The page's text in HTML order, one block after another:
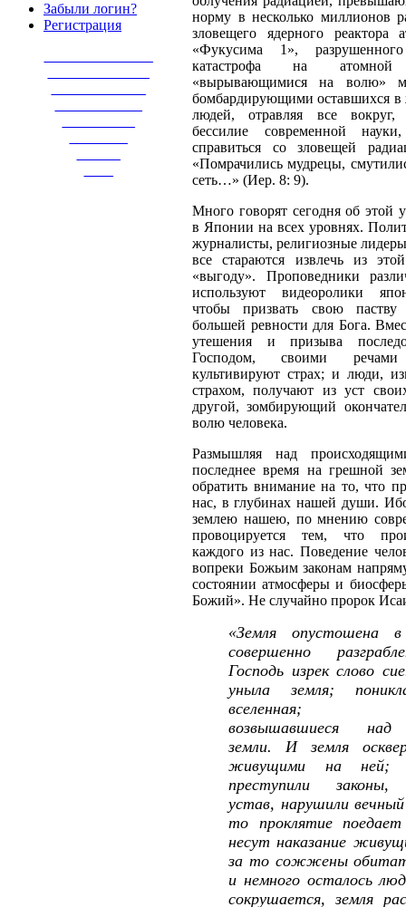
Забыли логин?
Регистрация
норму в несколько миллионов
зловещего ядерного реактора
«Фукусима 1»,
катастрофа на
«вырывающимися на волю»
бомбардирующими оставшихся
людей, отравляя все вокруг,
бессилие современной
справиться со зловещей
«Помрачились мудрецы,
сеть…» (Иер. 8: 9).
Много говорят сегодня об этой
в Японии на всех уровнях.
журналисты, религиозные
все стараются извлечь из
«выгоду». Проповедники
используют видеоролики
чтобы призвать свою
большей ревности для Бога.
утешения и призыва
Господом, своими речами
культивируют страх; и люди,
страхом, получают из уст
другой, зомбирующий
волю человека.
Размышляя над
последнее время на грешной
обратить внимание на то, что
нас, в глубинах нашей души.
землею нашею, по мнению
провоцируется тем, что
каждого из нас. Поведение
вопреки Божьим законам
состоянии атмосферы и
Божий». Не случайно пророк
«Земля опустошена
совершенно
Господь изрек слово
уныла земля;
вселенная;
возвышавшиеся над
земли. И земля
живущими на ней;
преступили законы,
устав, нарушили
то проклятие
несут наказание
за то сожжены
и немного осталось
сокрушается, земля